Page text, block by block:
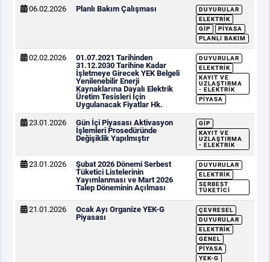
06.02.2026 Planlı Bakım Çalışması
DUYURULAR
ELEKTRIK
GİP
PIYASA
PLANLI BAKIM
02.02.2026
01.07.2021 Tarihinden
31.12.2030 Tarihine Kadar
İşletmeye Girecek YEK Belgeli
Yenilenebilir Enerji
Kaynaklarına Dayalı Elektrik
Üretim Tesisleri İçin
Uygulanacak Fiyatlar Hk.
DUYURULAR
ELEKTRIK
KAYIT VE
UZLAŞTIRMA
- ELEKTRIK
PIYASA
23.01.2026
Gün İçi Piyasası Aktivasyon
İşlemleri Prosedüründe
Değişiklik Yapılmıştır
GİP
KAYIT VE
UZLAŞTIRMA
- ELEKTRIK
23.01.2026
Şubat 2026 Dönemi Serbest
Tüketici Listelerinin
Yayımlanması ve Mart 2026
Talep Döneminin Açılması
DUYURULAR
ELEKTRIK
SERBEST
TÜKETICI
21.01.2026
Ocak Ayı Organize YEK-G
Piyasası
ÇEVRESEL
DUYURULAR
ELEKTRIK
GENEL
PIYASA
YEK-G